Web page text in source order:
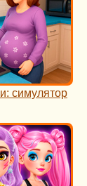
симулятор